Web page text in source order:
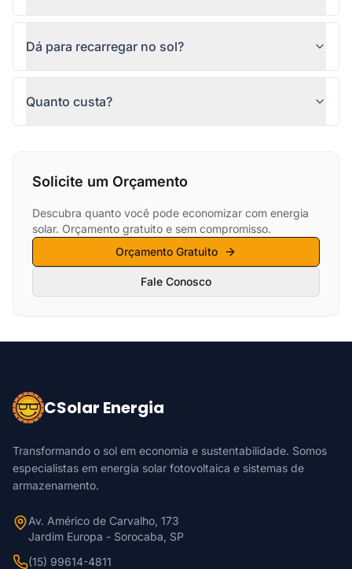
Dá para recarregar no sol?
Quanto custa?
Solicite um Orçamento
Descubra quanto você pode economizar com energia
solar. Orçamento gratuito e sem compromisso.
Orçamento Gratuito
Fale Conosco
CSolar Energia
Transformando o sol em economia e sustentabilidade. Somos
especialistas em energia solar fotovoltaica e sistemas de
armazenamento.
Av. Américo de Carvalho, 173
Jardim Europa - Sorocaba, SP
(15) 99614-4811